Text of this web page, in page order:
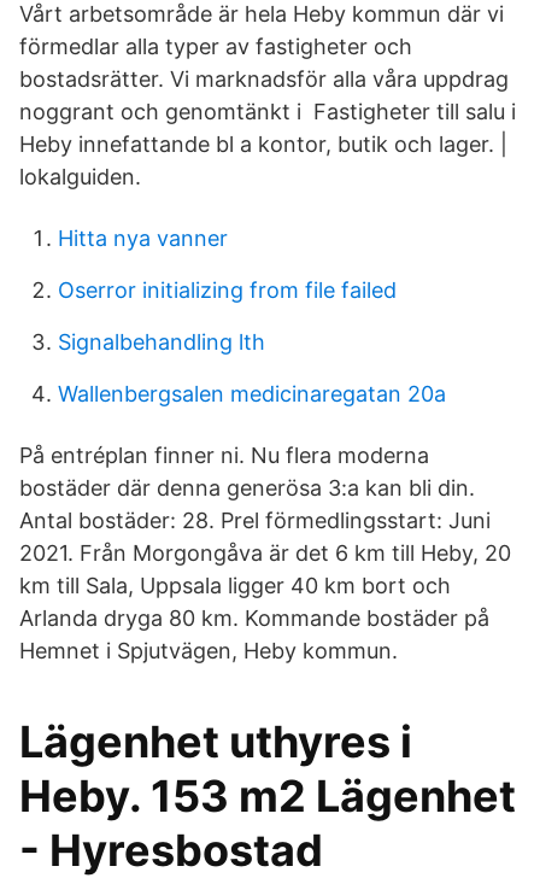
Vårt arbetsområde är hela Heby kommun där vi
förmedlar alla typer av fastigheter och
bostadsrätter. Vi marknadsför alla våra uppdrag
noggrant och genomtänkt i Fastigheter till salu i
Heby innefattande bl a kontor, butik och lager. |
lokalguiden.
Hitta nya vanner
Oserror initializing from file failed
Signalbehandling lth
Wallenbergsalen medicinaregatan 20a
På entréplan finner ni. Nu flera moderna
bostäder där denna generösa 3:a kan bli din.
Antal bostäder: 28. Prel förmedlingsstart: Juni
2021. Från Morgongåva är det 6 km till Heby, 20
km till Sala, Uppsala ligger 40 km bort och
Arlanda dryga 80 km. Kommande bostäder på
Hemnet i Spjutvägen, Heby kommun.
Lägenhet uthyres i
Heby. 153 m2 Lägenhet
- Hyresbostad